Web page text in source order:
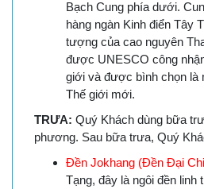
Bạch Cung phía dưới.
hàng ngàn Kinh điển Tây
tượng của cao nguyên
được UNESCO công
giới và được bình chọn là
Thế giới mới.
TRƯA: Quý Khách dùng bữa
phương. Sau bữa trưa, Quý
Đền Jokhang (Đền Đại
Tạng, đây là ngôi đền linh